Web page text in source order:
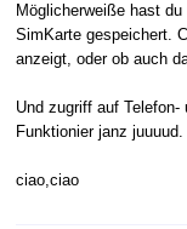
Möglicherweiße hast
SimKarte gespeichert.
anzeigt, oder ob auch
Und zugriff auf
Funktionier janz juuuud.
ciao,ciao